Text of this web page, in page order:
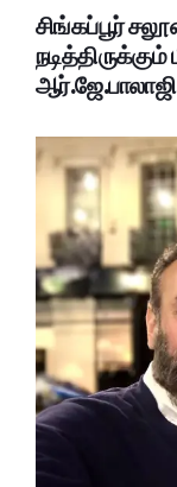
சிங்கப்பூர்
நடித்திருக்கும்